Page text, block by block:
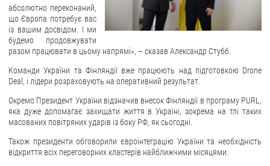
Облік публічної інформації
Питання запобігання корупції
Публічні закупівлі
ДЕРЖАВНИЙ РЕЄСТР САНКЦІЙ
абсолютно переконаний,
що Європа потребує вас
із вашим досвідом. І ми
будемо продовжувати
разом працювати в цьому напрямі», – сказав Александр Стубб.
Команди України та Фінляндії вже працюють над підготовкою Drone
Deal, і лідери розраховують на оперативний результат.
Окремо Президент України відзначив внесок Фінляндії в програму PURL,
яка дуже допомагає захищати життя в Україні, зокрема на тлі таких
масованих повітряних ударів із боку РФ, як сьогодні.
Також президенти обговорили євроінтеграцію України та необхідність
відкриття всіх переговорних кластерів найближчими місяцями.